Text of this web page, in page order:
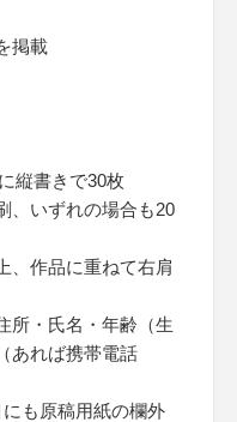
掲載
縦書きで30枚
、いずれの場合も20
、作品に重ねて右肩
所・氏名・年齢（生
あれば携帯電話
も原稿用紙の欄外